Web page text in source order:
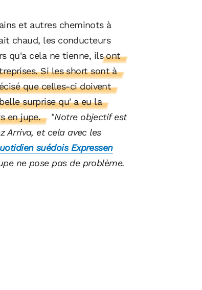
et autres cheminots à
chaud, les conducteurs
qu'a cela ne tienne, ils ont
Si les short sont à
que celles-ci doivent
surprise qu' a eu la
en jupe.
"Notre objectif est
Arriva, et cela avec les
suédois Expressen
ne pose pas de problème.